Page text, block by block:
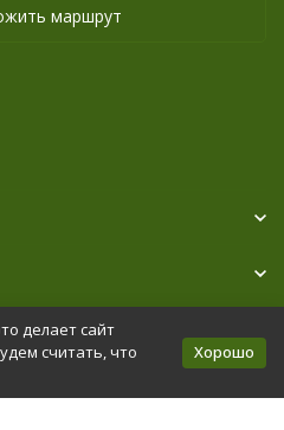
маршрут
Карта сайта
делает сайт
считать, что
Хорошо